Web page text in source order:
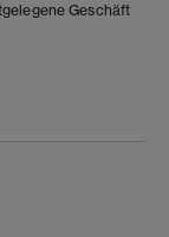
Geschäft